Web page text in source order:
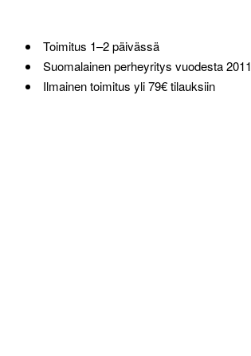
Toimitus 1–2 päivässä
Suomalainen perheyritys vuodesta 2011
Ilmainen toimitus yli 79€ tilauksiin